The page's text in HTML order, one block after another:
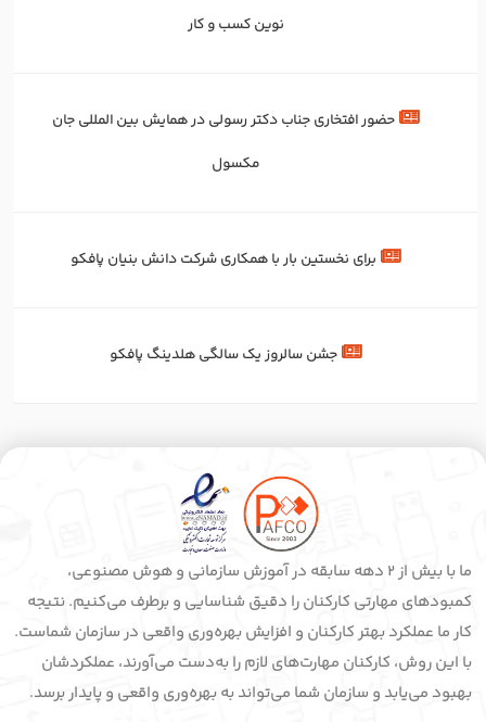
نوین کسب و کار
حضور افتخاری جناب دکتر رسولی در همایش بین المللی جان
مکسول
برای‌ نخستین‌ بار با همکاری شرکت دانش بنیان پافکو
جشن سالروز یک سالگی هلدینگ پافکو
ما با بیش از 2 دهه سابقه در آموزش سازمانی و هوش مصنوعی،
کمبودهای مهارتی کارکنان را دقیق شناسایی و برطرف می‌کنیم. نتیجه
کار ما عملکرد بهتر کارکنان و افزایش بهره‌وری واقعی در سازمان شماست.
با این روش، کارکنان مهارت‌های لازم را به‌دست می‌آورند، عملکردشان
بهبود می‌یابد و سازمان شما می‌تواند به بهره‌وری واقعی و پایدار برسد.